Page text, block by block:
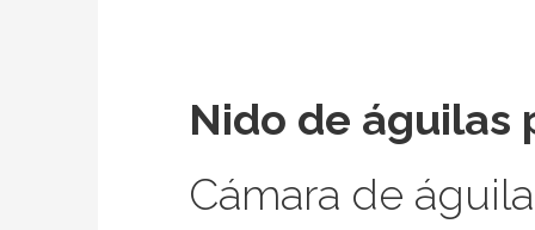
Nido de águilas
Cámara de